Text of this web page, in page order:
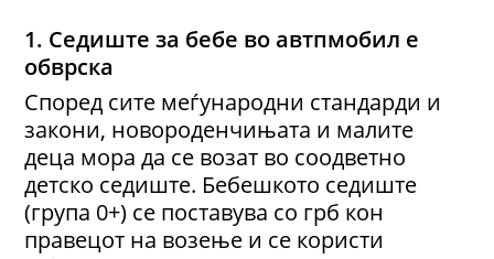
1. Седиште за бебе во автпмобил е
обврска
Според сите меѓународни стандарди и
закони, новороденчињата и малите
деца мора да се возат во соодветно
детско седиште. Бебешкото седиште
(група 0+) се поставува со грб кон
правецот на возење и се користи